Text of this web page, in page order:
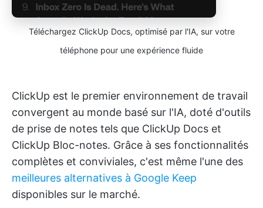
Téléchargez ClickUp Docs, optimisé par l'IA, sur votre
téléphone pour une expérience fluide
ClickUp est le premier environnement de travail
convergent au monde basé sur l'IA, doté d'outils
de prise de notes tels que ClickUp Docs et
ClickUp Bloc-notes. Grâce à ses fonctionnalités
complètes et conviviales, c'est même l'une des
meilleures alternatives à Google Keep
disponibles sur le marché.